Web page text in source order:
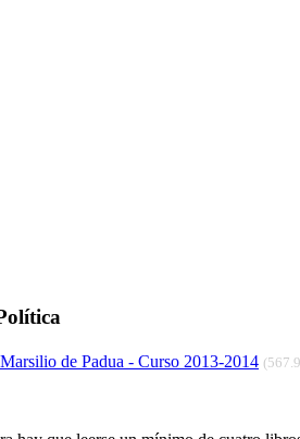
de Padua - Curso 2013-2014